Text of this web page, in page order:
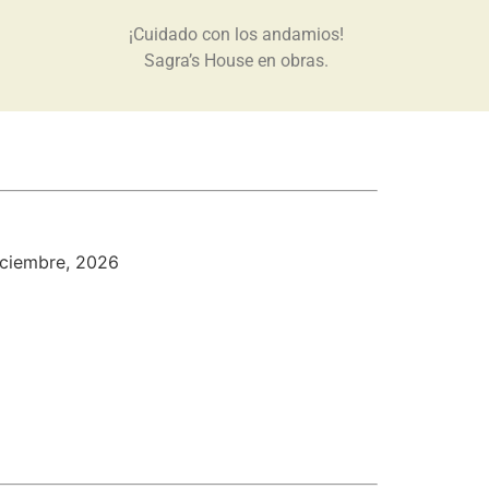
¡Cuidado con los andamios!
Sagra’s House en obras.
2026